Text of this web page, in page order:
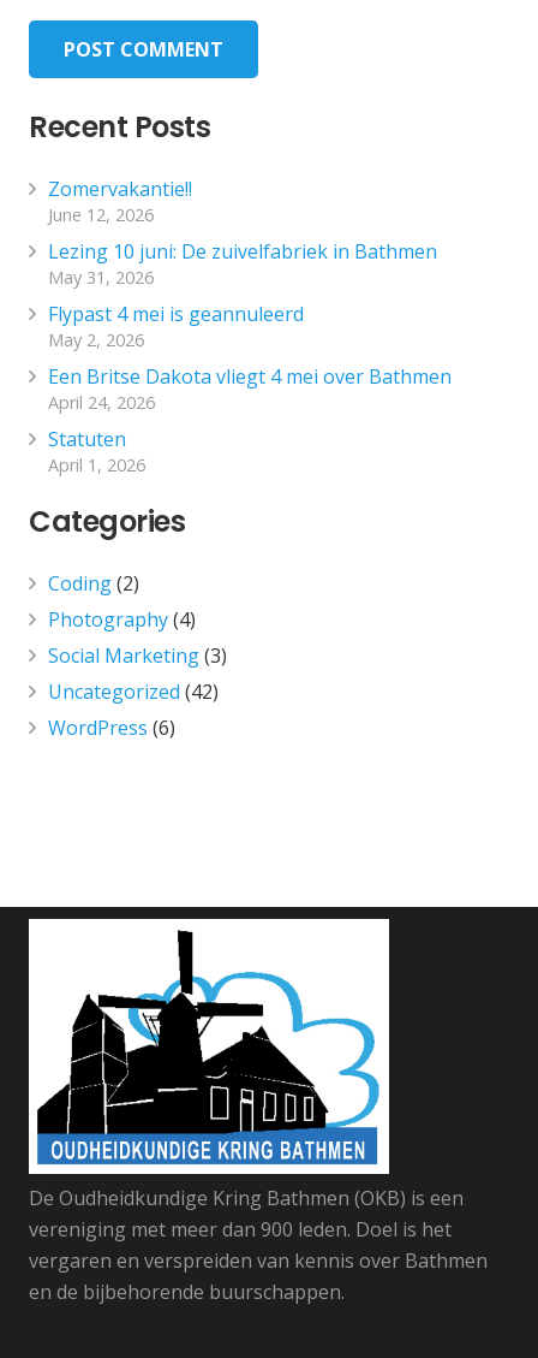
POST COMMENT
Recent Posts
Zomervakantie!!
June 12, 2026
Lezing 10 juni: De zuivelfabriek in Bathmen
May 31, 2026
Flypast 4 mei is geannuleerd
May 2, 2026
Een Britse Dakota vliegt 4 mei over Bathmen
April 24, 2026
Statuten
April 1, 2026
Categories
Coding(2)
Photography(4)
Social Marketing(3)
Uncategorized (42)
WordPress (6)
De Oudheidkundige Kring Bathmen (OKB) is een
vereniging met meer dan 900 leden. Doel is het
vergaren en verspreiden van kennis over Bathmen
en de bijbehorende buurschappen.